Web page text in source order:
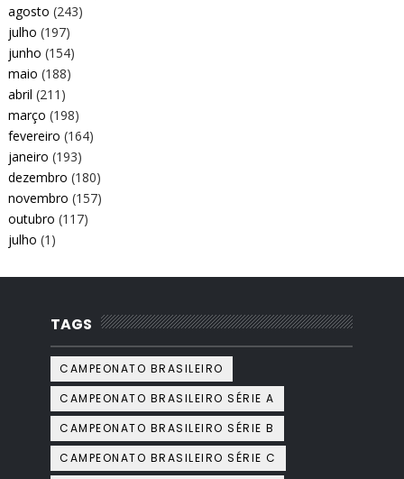
agosto (243)
julho (197)
junho (154)
maio (188)
abril (211)
março (198)
fevereiro (164)
janeiro (193)
dezembro (180)
novembro (157)
outubro (117)
julho (1)
TAGS
CAMPEONATO BRASILEIRO
CAMPEONATO BRASILEIRO SÉRIE A
CAMPEONATO BRASILEIRO SÉRIE B
CAMPEONATO BRASILEIRO SÉRIE C